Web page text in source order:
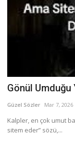
Gönül Umduğu
Güzel Sözler Mar 7, 2026
Kalpler, en çok umut
sitem eder” sözü,...